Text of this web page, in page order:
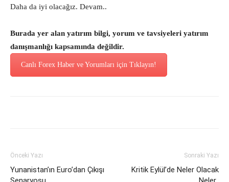
Daha da iyi olacağız. Devam..
Burada yer alan yatırım bilgi, yorum ve tavsiyeleri yatırım
danışmanlığı kapsamında değildir.
Canlı Forex Haber ve Yorumları için Tıklayın!
Önceki Yazı
Yunanistan’ın Euro’dan Çıkışı
Sonraki Yazı
Kritik Eylül’de Neler Olacak